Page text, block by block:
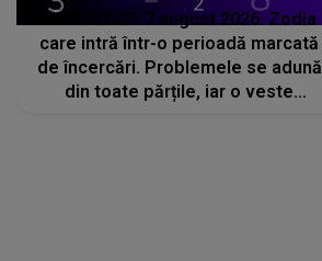
HOROSCOP 7 august 2026. Zodia
care intră într-o perioadă marcată
de încercări. Problemele se adună
din toate părțile, iar o veste